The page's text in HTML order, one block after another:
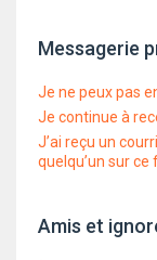
Messagerie
Je ne peux pas
Je continue à
J’ai reçu un
quelqu’un sur ce
Amis et